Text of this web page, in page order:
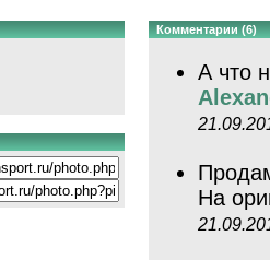
Комментарии (6)
А что
На